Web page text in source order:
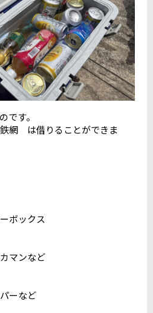
です。
網 は借りることができま
ボックス
マンなど
ーなど